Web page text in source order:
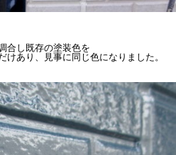
合し既存の塗装色を
あり、見事に同じ色になりました。